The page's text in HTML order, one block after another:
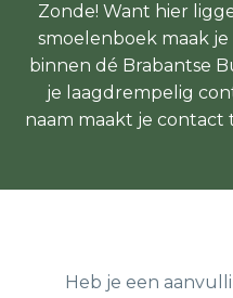
Zonde! Want hier
smoelenboek maak je
binnen dé Brabantse
je laagdrempelig
naam maakt je contact
Heb je een